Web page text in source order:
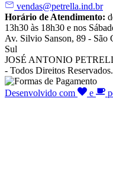
vendas@petrella.ind.br
Horário de Atendimento:
13h30 às 18h30 e nos
Av. Silvio Sanson, 89 - São
Sul
JOSÉ ANTONIO
- Todos Direitos Reservados.
Desenvolvido com e